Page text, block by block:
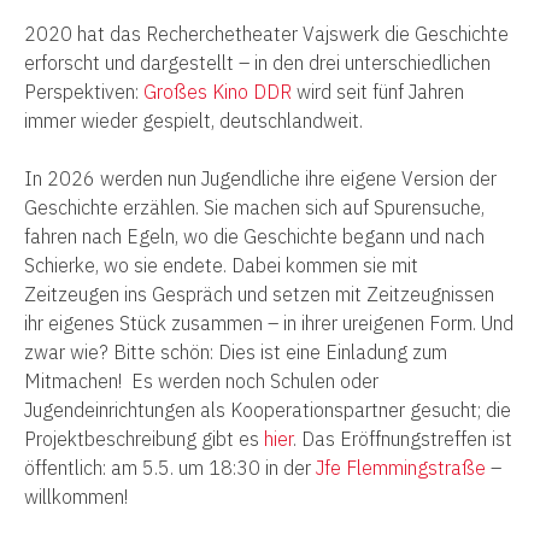
2020 hat das Recherchetheater Vajswerk die Geschichte
erforscht und dargestellt – in den drei unterschiedlichen
Perspektiven: Großes Kino DDR wird seit fünf Jahren
immer wieder gespielt, deutschlandweit.
In 2026 werden nun Jugendliche ihre eigene Version der
Geschichte erzählen. Sie machen sich auf Spurensuche,
fahren nach Egeln, wo die Geschichte begann und nach
Schierke, wo sie endete. Dabei kommen sie mit
Zeitzeugen ins Gespräch und setzen mit Zeitzeugnissen
ihr eigenes Stück zusammen – in ihrer ureigenen Form. Und
zwar wie? Bitte schön: Dies ist eine Einladung zum
Mitmachen! Es werden noch Schulen oder
Jugendeinrichtungen als Kooperationspartner gesucht; die
Projektbeschreibung gibt es hier. Das Eröffnungstreffen ist
öffentlich: am 5.5. um 18:30 in der Jfe Flemmingstraße –
willkommen!